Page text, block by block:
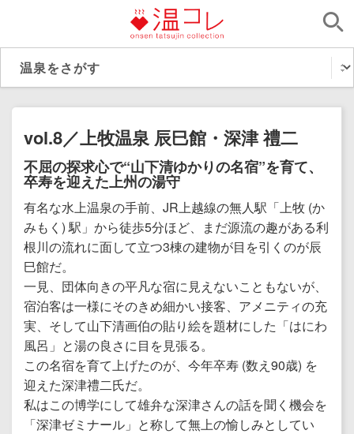
vol.8／上牧温泉 辰巳館・深津 禮二
不屈の探求心で“山下清ゆかりの名宿”を育て、
卒寿を迎えた上州の湯守
有名な水上温泉の手前、JR上越線の無人駅「上牧 (か
みもく) 駅」から徒歩5分ほど、まだ源流の趣がある利
根川の流れに面して立つ3棟の建物が目を引くのが辰
巳館だ。
一見、団体向きの平凡な宿に見えないこともないが、
宿泊客は一様にそのきめ細かい接客、アメニティの充
実、そして山下清画伯の貼り絵を題材にした「はにわ
風呂」と湯の良さに目を見張る。
この名宿を育て上げたのが、今年卒寿 (数え90歳) を
迎えた深津禮二氏だ。
私はこの博学にして雄弁な深津さんの話を聞く機会を
「深津ゼミナール」と称して無上の愉しみとしてい